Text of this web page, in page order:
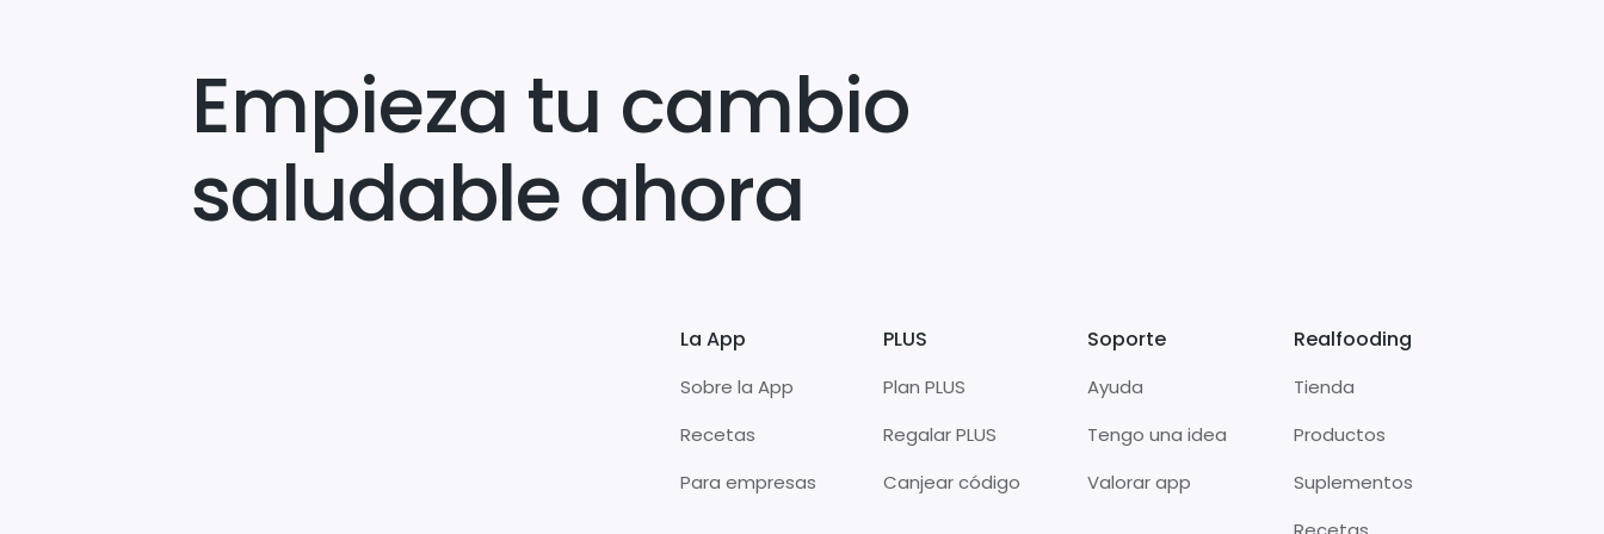
Empieza tu cambio
saludable ahora
La App
Sobre la App
Recetas
Para empresas
PLUS
Plan PLUS
Regalar PLUS
Canjear código
Soporte
Ayuda
Tengo una idea
Valorar app
Realfooding
Tienda
Productos
Suplementos